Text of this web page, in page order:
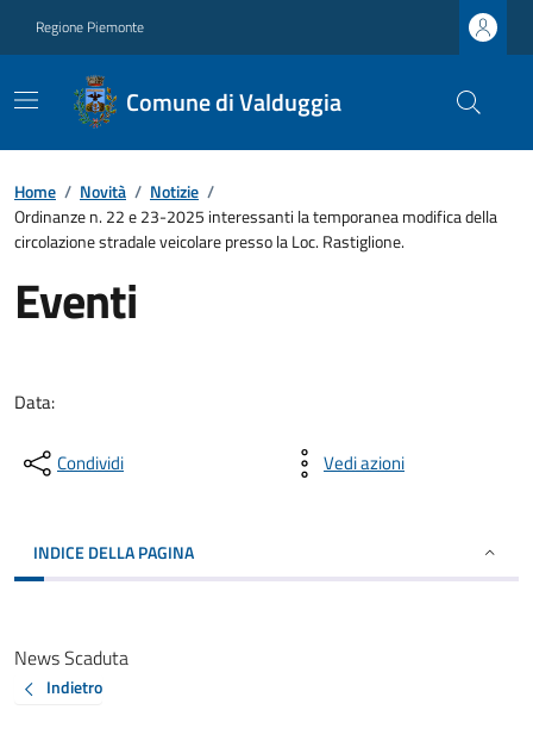
Regione Piemonte
Comune di Valduggia
Home / Novità / Notizie /
Ordinanze n. 22 e 23-2025 interessanti la temporanea modifica della
circolazione stradale veicolare presso la Loc. Rastiglione.
Eventi
Data:
Condividi Vedi azioni
INDICE DELLA PAGINA
News Scaduta
Indietro